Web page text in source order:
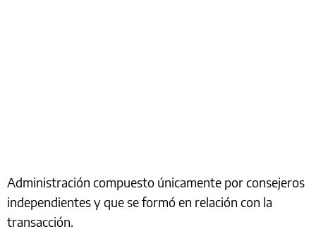
Administración compuesto únicamente por consejeros
independientes y que se formó en relación con la
transacción.